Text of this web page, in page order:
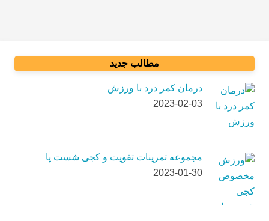
مطالب جدید
درمان کمر درد با ورزش
2023-02-03
مجموعه تمرینات تقویت و کجی شست پا
2023-01-30